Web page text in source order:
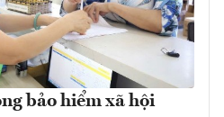
bảo hiểm xã hội